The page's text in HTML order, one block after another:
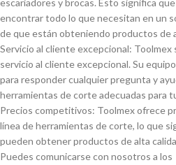
escariadores y brocas. Esto significa
encontrar todo lo que necesitan en un
de que están obteniendo productos de
Servicio al cliente excepcional:
servicio al cliente excepcional. Su
para responder cualquier pregunta y
herramientas de corte adecuadas para
Precios competitivos: Toolmex ofrece
lí­nea de herramientas de corte, lo que
pueden obtener productos de alta
Puedes comunicarse con nosotros a los